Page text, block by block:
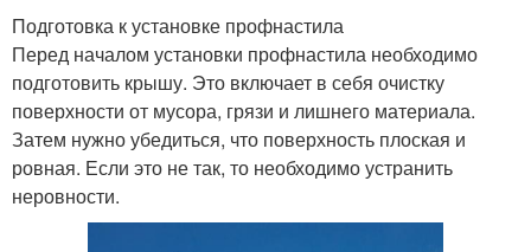
Подготовка к установке профнастила
Перед началом установки профнастила необходимо
подготовить крышу. Это включает в себя очистку
поверхности от мусора, грязи и лишнего материала.
Затем нужно убедиться, что поверхность плоская и
ровная. Если это не так, то необходимо устранить
неровности.